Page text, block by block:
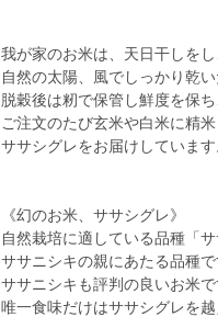
我が家のお米は、天日干しをし
自然の太陽、風でしっかり乾い
脱穀後は籾で保管し鮮度を保ち
ご注文のたび玄米や白米に精
ササシグレをお届けしています
《幻のお米、ササシグレ》
自然栽培に適している品種「
ササニシキの親にあたる品種で
ササニシキも評判の良いお米で
唯一食味だけはササシグレを